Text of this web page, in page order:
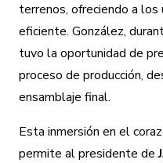
terrenos, ofreciendo a los
eficiente. González,
tuvo la oportunidad de
proceso de producción,
ensamblaje final.
Esta inmersión en el
permite al presidente de